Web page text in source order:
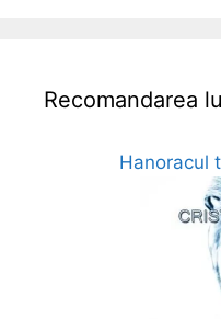
Recomandarea
Hanoracul